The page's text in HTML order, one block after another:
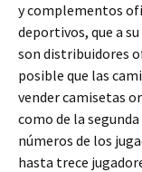
y complementos
deportivos, que a
son distribuidores
posible que las
vender camisetas
como de la
números de los
hasta trece